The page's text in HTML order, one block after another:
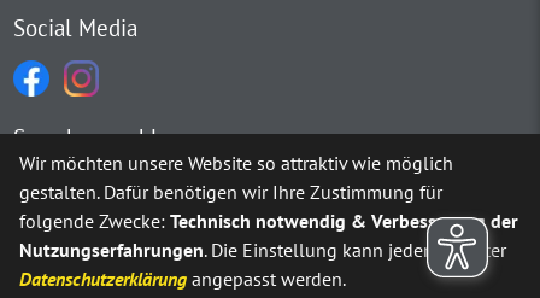
Social Media
Sprachauswahl
Möchten Sie vonGoogle Translate bereitgestellte externe
Ja Immer
Wir möchten unsere Website so attraktiv wie möglich
gestalten. Dafür benötigen wir Ihre Zustimmung für
folgende Zwecke:Technisch notwendig & Verbesserung der
Nutzungserfahrungen. Die Einstellung kann jederzeit unter
Datenschutzerklärung angepasst werden.